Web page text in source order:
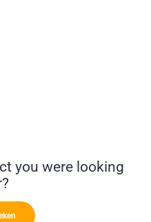
you were looking